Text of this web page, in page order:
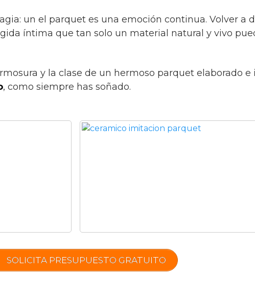
un el parquet es una emoción continua. Volver a
íntima que tan solo un material natural y vivo
y la clase de un hermoso parquet elaborado e
, como siempre has soñado.
SOLICITA PRESUPUESTO GRATUITO